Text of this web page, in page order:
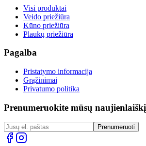
Visi produktai
Veido priežiūra
Kūno priežiūra
Plaukų priežiūra
Pagalba
Pristatymo informacija
Grąžinimai
Privatumo politika
Prenumeruokite mūsų naujienlaiškį
Prenumeruoti